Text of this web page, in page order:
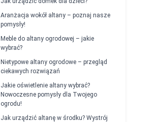
Aranżacja wokół altany – poznaj nasze
pomysły!
Meble do altany ogrodowej – jakie
wybrać?
Nietypowe altany ogrodowe – przegląd
ciekawych rozwiązań
Jakie oświetlenie altany wybrać?
Nowoczesne pomysły dla Twojego
ogrodu!
Jak urządzić altanę w środku? Wystrój